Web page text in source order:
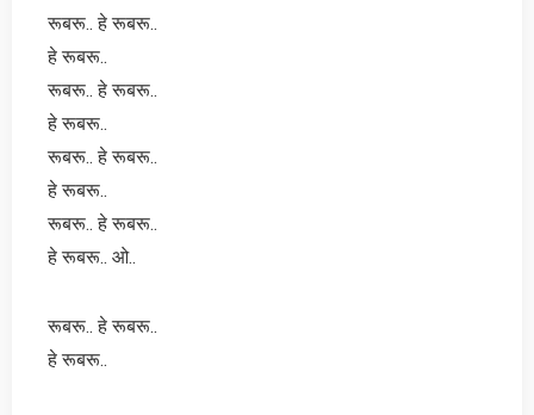
रूबरू.. हे रूबरू..
हे रूबरू..
रूबरू.. हे रूबरू..
हे रूबरू..
रूबरू.. हे रूबरू..
हे रूबरू..
रूबरू.. हे रूबरू..
हे रूबरू.. ओ..
रूबरू.. हे रूबरू..
हे रूबरू..